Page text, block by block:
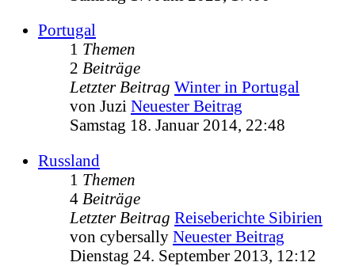
Portugal
1 Themen
2 Beiträge
Letzter Beitrag Winter in Portugal
von Juzi Neuester Beitrag
Samstag 18. Januar 2014, 22:48
Russland
1 Themen
4 Beiträge
Letzter Beitrag Reiseberichte Sibirien
von cybersally Neuester Beitrag
Dienstag 24. September 2013, 12:12